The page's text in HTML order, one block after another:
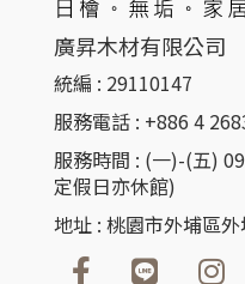
廣昇木材有限公司
統編 : 29110147
服務電話 : +886 4
服務時間 : (一)-(五)
定假日亦休館)
地址 : 桃園市外埔區